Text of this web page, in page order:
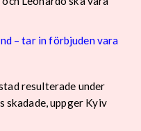
– tar in förbjuden vara
resulterade under
skadade, uppger Kyiv